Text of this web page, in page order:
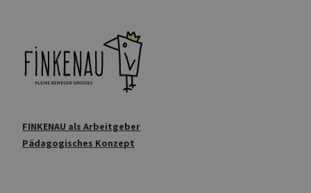
FINKENAU als Arbeitgeber
Pädagogisches Konzept